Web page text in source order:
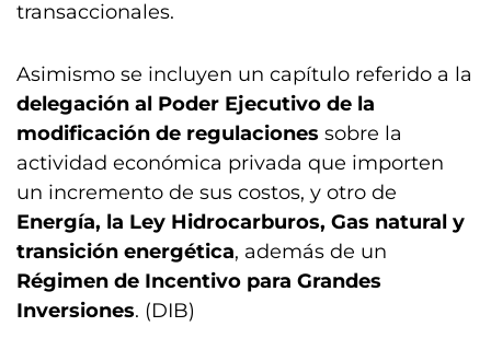
transaccionales.
Asimismo se incluyen un capítulo referido a la
delegación al Poder Ejecutivo de la
modificación de regulaciones sobre la
actividad económica privada que importen
un incremento de sus costos, y otro de
Energía, la Ley Hidrocarburos, Gas natural y
transición energética, además de un
Régimen de Incentivo para Grandes
Inversiones. (DIB)